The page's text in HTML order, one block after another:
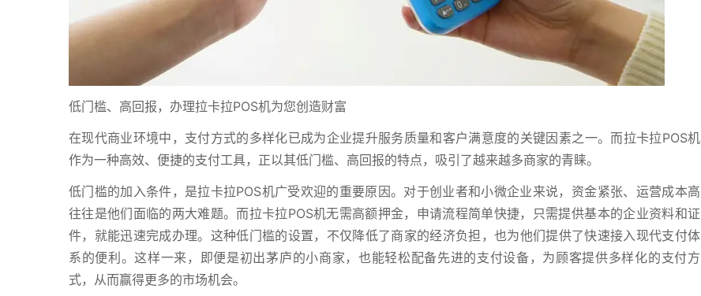
低门槛、高回报，办理拉卡拉POS机为您创造财富
在现代商业环境中，支付方式的多样化已成为企业提升服务质量和客户满意度的关键因素之一。而拉卡拉POS机
作为一种高效、便捷的支付工具，正以其低门槛、高回报的特点，吸引了越来越多商家的青睐。
低门槛的加入条件，是拉卡拉POS机广受欢迎的重要原因。对于创业者和小微企业来说，资金紧张、运营成本高
往往是他们面临的两大难题。而拉卡拉POS机无需高额押金，申请流程简单快捷，只需提供基本的企业资料和证
件，就能迅速完成办理。这种低门槛的设置，不仅降低了商家的经济负担，也为他们提供了快速接入现代支付体
系的便利。这样一来，即便是初出茅庐的小商家，也能轻松配备先进的支付设备，为顾客提供多样化的支付方
式，从而赢得更多的市场机会。